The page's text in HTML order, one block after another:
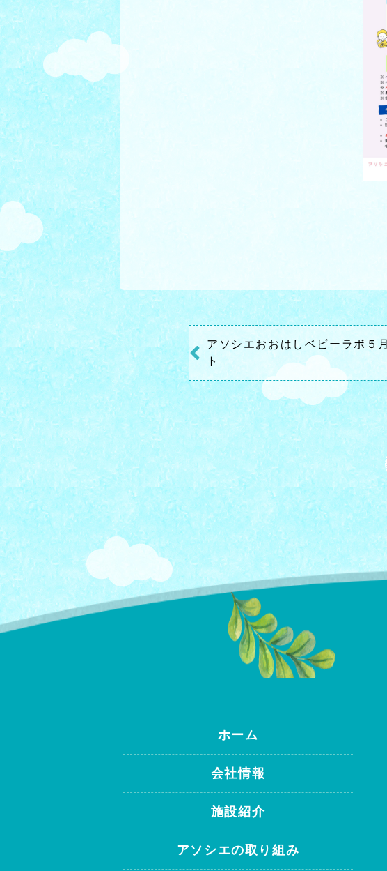
アソシエおおはしベビーラボ５
ト
ホーム
会社情報
施設紹介
アソシエの取り組み